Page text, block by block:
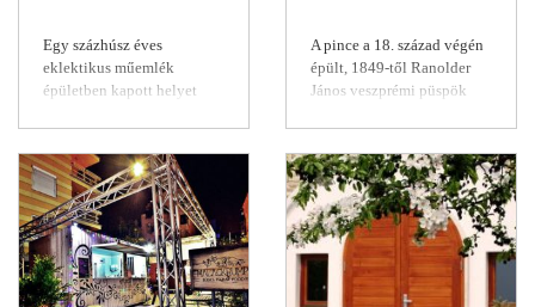
Egy százhúsz éves
eklektikus műemlék
épületben kapott helyet
legfrekventáltabb részén az
Anna Grand Hotel szárnya,
az Ipoly Residence,
közvetlenül az
Emlékparkhoz és a híres
Tagore Sétányhoz
kapcsolódva, a Balaton-
A pince a 18. század végén
épült, 1849-től Ranolder
János veszprémi püspök
alapozták meg a csopaki
borok hírnevét. Az
épületegyüttes méteres
falaival, terméskőből rakott
hűvös pincéjével ideális
helye a 21. század
borászatának is, amely az